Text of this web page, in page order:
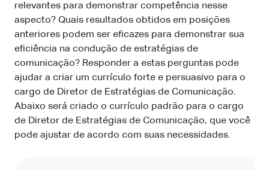
relevantes para demonstrar competência nesse
aspecto? Quais resultados obtidos em posições
anteriores podem ser eficazes para demonstrar sua
eficiência na condução de estratégias de
comunicação? Responder a estas perguntas pode
ajudar a criar um currículo forte e persuasivo para o
cargo de Diretor de Estratégias de Comunicação.
Abaixo será criado o currículo padrão para o cargo
de Diretor de Estratégias de Comunicação, que você
pode ajustar de acordo com suas necessidades.